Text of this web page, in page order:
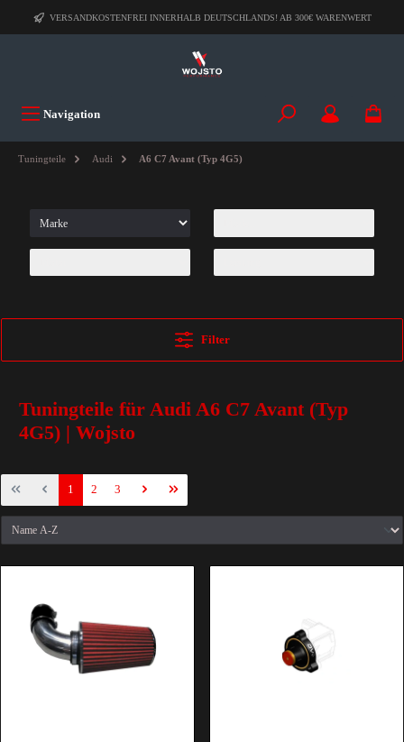
VERSANDKOSTENFREI INNERHALB DEUTSCHLANDS! AB 300€ WARENWERT
Navigation
Tuningteile Audi A6 C7 Avant (Typ 4G5)
Filter
Tuningteile für Audi A6 C7 Avant (Typ
4G5) | Wojsto
1 2 3